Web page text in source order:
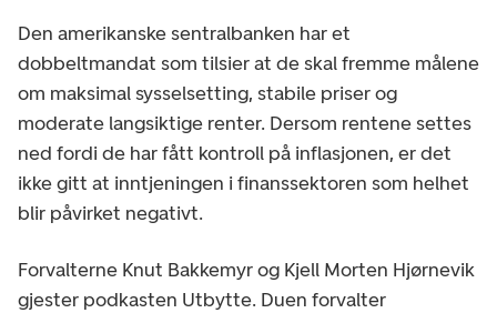
Den amerikanske sentralbanken har et
dobbeltmandat som tilsier at de skal fremme målene
om maksimal sysselsetting, stabile priser og
moderate langsiktige renter. Dersom rentene settes
ned fordi de har fått kontroll på inflasjonen, er det
ikke gitt at inntjeningen i finanssektoren som helhet
blir påvirket negativt.
Forvalterne Knut Bakkemyr og Kjell Morten Hjørnevik
gjester podkasten Utbytte. Duen forvalter